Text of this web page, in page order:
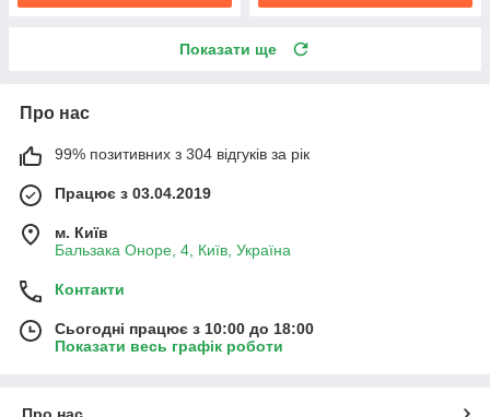
Показати ще
Про нас
99% позитивних з 304 відгуків за рік
Працює з 03.04.2019
м. Київ
Бальзака Оноре, 4, Київ, Україна
Контакти
Сьогодні працює з 10:00 до 18:00
Показати весь графік роботи